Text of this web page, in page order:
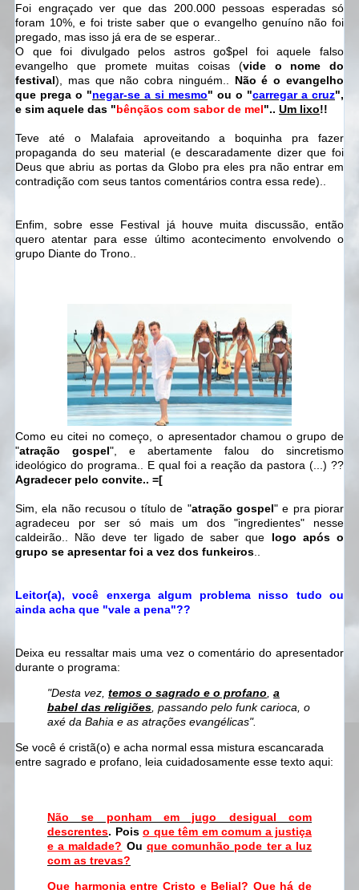
Foi engraçado ver que das 200.000 pessoas esperadas só
foram 10%, e foi triste saber que o evangelho genuíno não foi
pregado, mas isso já era de se esperar..
O que foi divulgado pelos astros go$pel foi aquele falso
evangelho que promete muitas coisas (vide o nome do
festival), mas que não cobra ninguém..
Não é o evangelho
que prega o "negar-se a si mesmo" ou o "carregar a cruz",
e sim aquele das "bênçãos com sabor de mel".. Um lixo!!
Teve até o Malafaia aproveitando a boquinha pra fazer
propaganda do seu material (e descaradamente dizer que foi
Deus que abriu as portas da Globo pra eles pra não entrar em
contradição com seus tantos comentários contra essa rede)..
Enfim, sobre esse Festival já houve muita discussão, então
quero atentar para esse último acontecimento envolvendo o
grupo Diante do Trono..
Como eu citei no começo, o apresentador chamou o grupo de
"atração gospel", e abertamente falou do sincretismo
ideológico do programa.. E qual foi a reação da pastora (...) ??
Agradecer pelo convite.. =[
Sim, ela não recusou o título de "atração gospel" e pra piorar
agradeceu por ser só mais um dos "ingredientes" nesse
caldeirão.. Não deve ter ligado de saber que logo após o
grupo se apresentar foi a vez dos funkeiros
Leitor(a), você enxerga algum problema nisso tudo ou
ainda acha que "vale a pena"??
Deixa eu ressaltar mais uma vez o comentário do apresentador
durante o programa:
"Desta vez, temos o sagrado e o profano a
babel das religiões , passando pelo funk carioca, o
axé da Bahia e as atrações evangélicas".
Se você é cristã(o) e acha normal essa mistura escancarada
entre sagrado e profano, leia cuidadosamente esse texto aqui:
Não se ponham em jugo desigual com
descrentes. Pois o que têm em comum a justiça
e a maldade? Ou que comunhão pode ter a luz
com as trevas?
Que harmonia entre Cristo e Belial? Que há de